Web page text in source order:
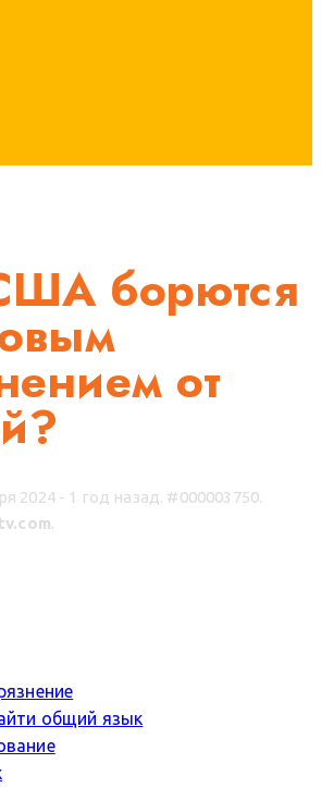
борются
от
2024 - 1 год назад. #000003750.
.
общий язык